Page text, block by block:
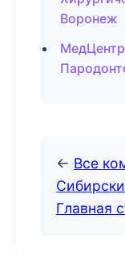
Воронеж
← Все
Главная